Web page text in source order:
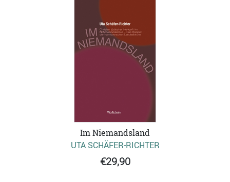
Im Niemandsland
UTA SCHÄFER-RICHTER
€29,90